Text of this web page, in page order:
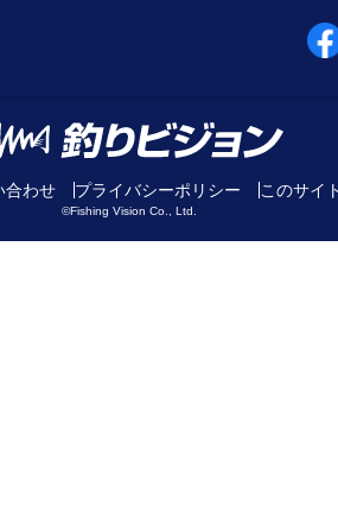
合わせ プライバシーポリシー このサイ
©Fishing Vision Co., Ltd.